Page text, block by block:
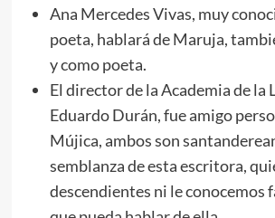
Ana Mercedes Vivas, muy
poeta, hablará de Maruja,
y como poeta.
El director de la Academia de la
Eduardo Durán, fue amigo
Mújica, ambos son
semblanza de esta escritora,
descendientes ni le conocemos